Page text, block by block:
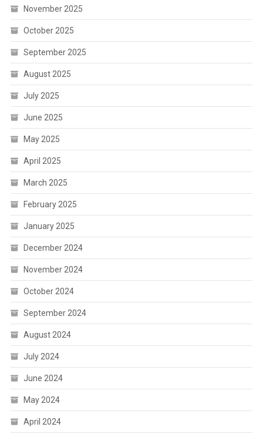
November 2025
October 2025
September 2025
August 2025
July 2025
June 2025
May 2025
April 2025
March 2025
February 2025
January 2025
December 2024
November 2024
October 2024
September 2024
August 2024
July 2024
June 2024
May 2024
April 2024